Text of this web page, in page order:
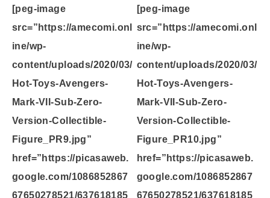
[peg-image
src=”https://amecomi.onl
ine/wp-
content/uploads/2020/03/
Hot-Toys-Avengers-
Mark-VII-Sub-Zero-
Version-Collectible-
Figure_PR9.jpg”
href=”https://picasaweb.
google.com/1086852867
67650278521/637618185
[peg-image
src=”https://amecomi.onl
ine/wp-
content/uploads/2020/03/
Hot-Toys-Avengers-
Mark-VII-Sub-Zero-
Version-Collectible-
Figure_PR10.jpg”
href=”https://picasaweb.
google.com/1086852867
67650278521/637618185